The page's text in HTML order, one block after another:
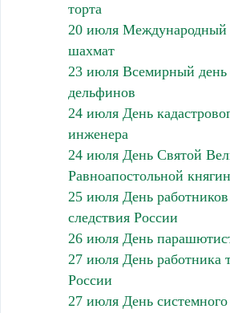
торта
20 июля Международный
шахмат
23 июля Всемирный день
дельфинов
24 июля День
инженера
24 июля День Святой
Равноапостольной
25 июля День работников
следствия России
26 июля День
27 июля День работника
России
27 июля День системного